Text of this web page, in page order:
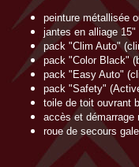
peinture métallisée
jantes en alliage
pack "Clim Auto"
pack "Color Black"
pack "Easy Auto"
pack "Safety"
toile de toit ouvrant
accès et démarrage
roue de secours